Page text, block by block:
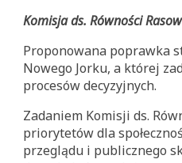
Komisja ds. Równości
Proponowana poprawka
Nowego Jorku, a której
procesów decyzyjnych.
Zadaniem Komisji ds.
priorytetów dla
przeglądu i publicznego